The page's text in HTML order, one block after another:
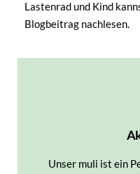
Lastenrad und Kind
Blogbeitrag nachlesen.
Unser muli ist ein